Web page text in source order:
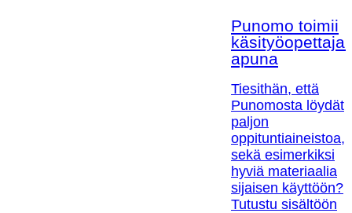
Punomo toimii
apuna
Tiesithän, että
Punomosta löydät
paljon
oppituntiaineistoa,
sekä esimerkiksi
hyviä materiaalia
sijaisen käyttöön?
Tutustu sisältöön